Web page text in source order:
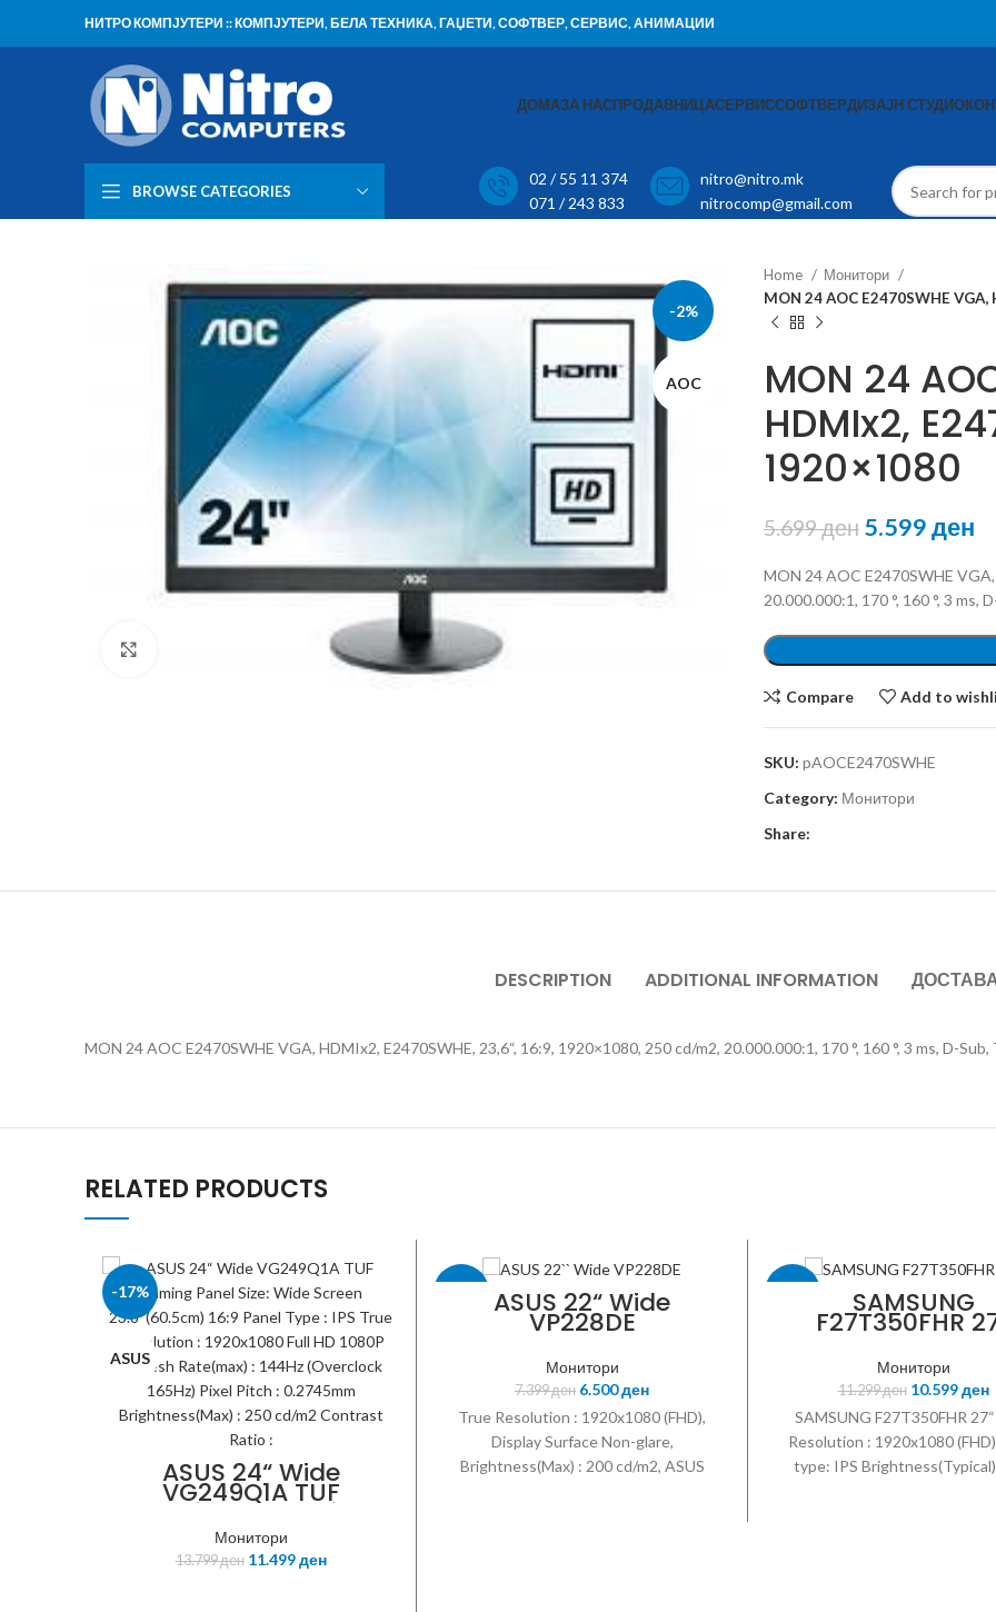
НИТРО КОМПЈУТЕРИ :: КОМПЈУТЕРИ, БЕЛА ТЕХНИКА, ГАЏЕТИ, СОФТВЕР, СЕРВИС, АНИМАЦИИ
ДОМАЗА НАСПРОДАВНИЦАСЕРВИССОФТВЕРДИЗАЈН СТУДИО
BROWSE CATEGORIES
02 / 55 11 374
071 / 243 833
nitro@nitro.mk
nitrocomp@gmail.com
-2%
AOC
Home
Монитори
MON 24 AOC E2470SWHE
MON 24
HDMIx2,
1920×1080
5.699ден 5.599ден
MON 24 AOC E2470SWHE
20.000.000:1, 170 °, 160 °, 3
Compare Add to
SKU: pAOCE2470SWHE
Category: Монитори
Share:
DESCRIPTION ADDITIONAL INFORMATION
MON 24 AOC E2470SWHE VGA, HDMIx2, E2470SWHE, 23,6“, 16:9, 1920×1080, 250 cd/m2, 20.000.000:1, 170 °, 160 °, 3 ms, D-
RELATED PRODUCTS
-17%
ASUS
ASUS 24“ Wide
VG249Q1A TUF
Gaming Panel Size:
Wide Screen
23.8“(60.5cm) 16:9
Panel Type : IPS True
Монитори
13.799ден 11.499ден
ASUS 22“ Wide
VP228DE
Монитори
7.399ден 6.500ден
True Resolution : 1920x1080 (FHD),
Display Surface Non-glare,
Brightness(Max) : 200 cd/m2, ASUS
SAMSUNG
F27T350FHR
Монитори
11.299ден 10.599ден
SAMSUNG F27T350FHR
Resolution : 1920x1080
type: IPS